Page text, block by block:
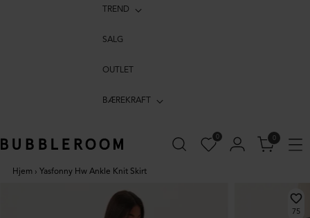
TREND
SALG
OUTLET
BÆREKRAFT
0 0
Hjem › Yasfonny Hw Ankle Knit Skirt
75